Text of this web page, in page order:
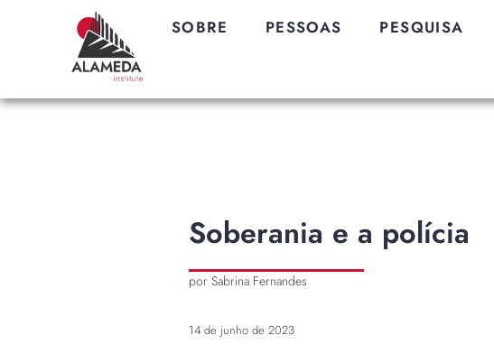
SOBRE PESSOAS PESQUISA
Soberania e a polícia
por Sabrina Fernandes
14 de junho de 2023